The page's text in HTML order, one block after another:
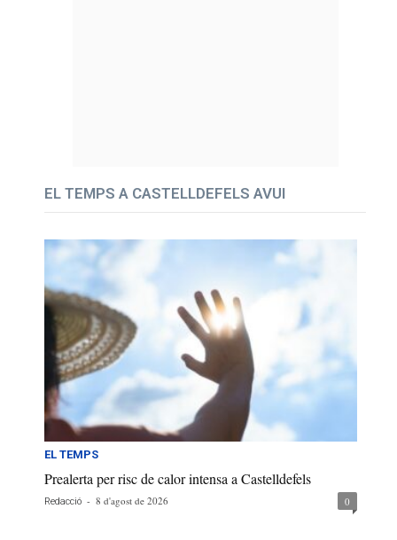
EL TEMPS A CASTELLDEFELS AVUI
EL TEMPS
Prealerta per risc de calor intensa a Castelldefels
Redacció - 8 d'agost de 2026 0